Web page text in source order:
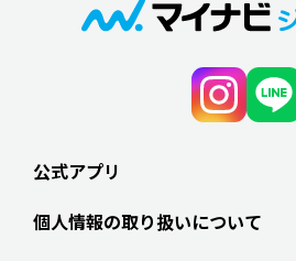
公式アプリ
個人情報の取り扱いについて